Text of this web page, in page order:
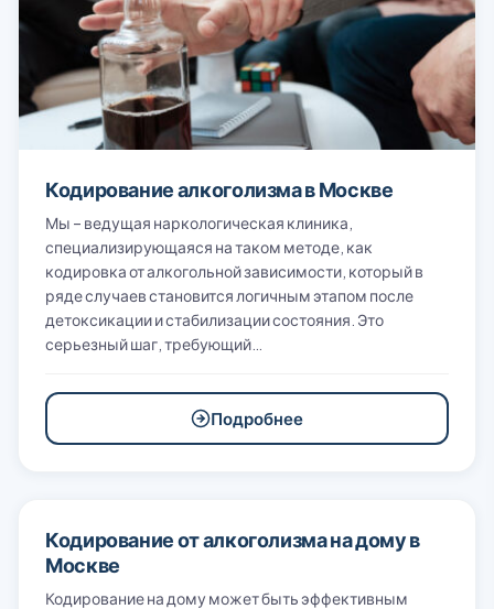
Кодирование алкоголизма в Москве
Мы – ведущая наркологическая клиника,
специализирующаяся на таком методе, как
кодировка от алкогольной зависимости, который в
ряде случаев становится логичным этапом после
детоксикации и стабилизации состояния. Это
серьезный шаг, требующий…
Подробнее
Кодирование от алкоголизма на дому в
Москве
Кодирование на дому может быть эффективным